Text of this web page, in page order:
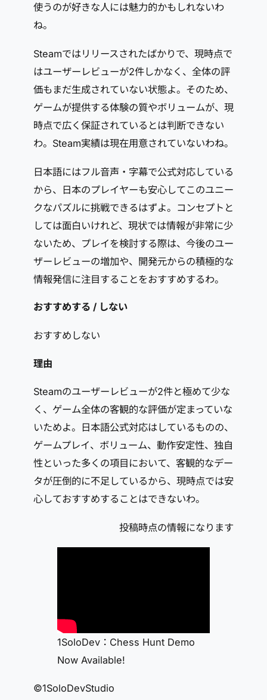
使うのが好きな人には魅力的かもしれないわ
ね。
Steamではリリースされたばかりで、現時点で
はユーザーレビューが2件しかなく、全体の評
価もまだ生成されていない状態よ。そのため、
ゲームが提供する体験の質やボリュームが、現
時点で広く保証されているとは判断できない
わ。Steam実績は現在用意されていないわね。
日本語にはフル音声・字幕で公式対応している
から、日本のプレイヤーも安心してこのユニー
クなパズルに挑戦できるはずよ。コンセプトと
しては面白いけれど、現状では情報が非常に少
ないため、プレイを検討する際は、今後のユー
ザーレビューの増加や、開発元からの積極的な
情報発信に注目することをおすすめするわ。
おすすめする / しない
おすすめしない
理由
Steamのユーザーレビューが2件と極めて少な
く、ゲーム全体の客観的な評価が定まっていな
いためよ。日本語公式対応はしているものの、
ゲームプレイ、ボリューム、動作安定性、独自
性といった多くの項目において、客観的なデー
タが圧倒的に不足しているから、現時点では安
心しておすすめすることはできないわ。
投稿時点の情報になります
1SoloDev：Chess Hunt Demo
Now Available!
©1SoloDevStudio